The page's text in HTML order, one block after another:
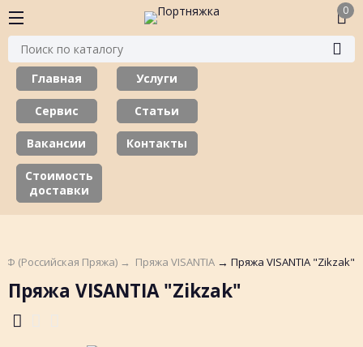
0
Главная Услуги
Сервис Статьи
Вакансии Контакты
Стоимость
доставки
(Российская Пряжа) → Пряжа VISANTIA → Пряжа VISANTIA "Zikzak"
Пряжа VISANTIA "Zikzak"